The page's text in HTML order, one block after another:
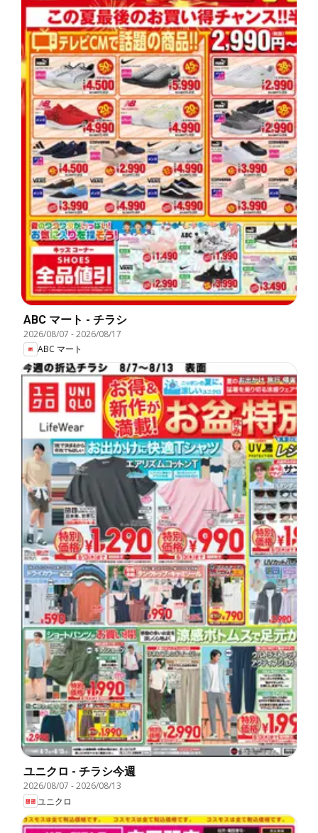
ABC マート - チラシ
2026/08/07 -2026/08/17
ABC マート
ユニクロ - チラシ今週
2026/08/07 -2026/08/13
ユニクロ